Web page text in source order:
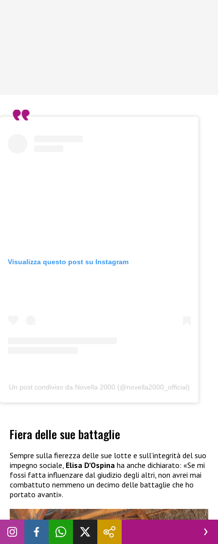
Visualizza questo post su Instagram
Un post condiviso da Novella 2000 (@novella2000_official)
Fiera delle sue battaglie
Sempre sulla fierezza delle sue lotte e sull’integrità del suo
impegno sociale, Elisa D’Ospina ha anche dichiarato: «Se mi
fossi fatta influenzare dal giudizio degli altri, non avrei mai
combattuto nemmeno un decimo delle battaglie che ho
portato avanti».